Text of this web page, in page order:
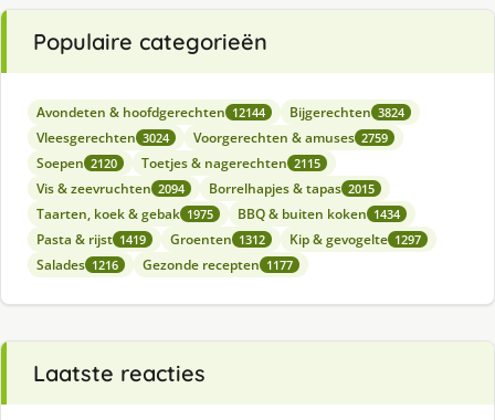
Populaire categorieën
Avondeten & hoofdgerechten 12144 Bijgerechten 3824
Vleesgerechten 3024 Voorgerechten & amuses 2759
Soepen 2120 Toetjes & nagerechten 2115
Vis & zeevruchten 2094 Borrelhapjes & tapas 2015
Taarten, koek & gebak 1975 BBQ & buiten koken 1434
Pasta & rijst 1419 Groenten 1312 Kip & gevogelte 1297
Salades 1216 Gezonde recepten 1177
Laatste reacties